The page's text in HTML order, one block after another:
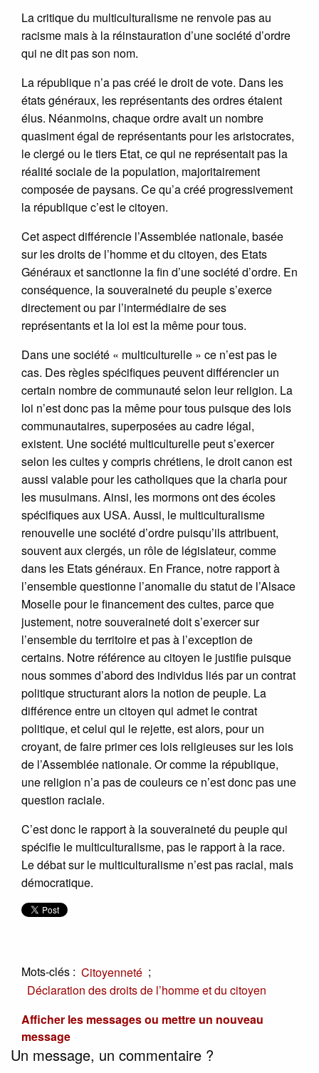
La critique du multiculturalisme ne renvoie pas au
racisme mais à la réinstauration d’une société d’ordre
qui ne dit pas son nom.
La république n’a pas créé le droit de vote. Dans les
états généraux, les représentants des ordres étaient
élus. Néanmoins, chaque ordre avait un nombre
quasiment égal de représentants pour les aristocrates,
le clergé ou le tiers Etat, ce qui ne représentait pas la
réalité sociale de la population, majoritairement
composée de paysans. Ce qu’a créé progressivement
la république c’est le citoyen.
Cet aspect différencie l’Assemblée nationale, basée
sur les droits de l’homme et du citoyen, des Etats
Généraux et sanctionne la fin d’une société d’ordre. En
conséquence, la souveraineté du peuple s’exerce
directement ou par l’intermédiaire de ses
représentants et la loi est la même pour tous.
Dans une société « multiculturelle » ce n’est pas le
cas. Des règles spécifiques peuvent différencier un
certain nombre de communauté selon leur religion. La
loi n’est donc pas la même pour tous puisque des lois
communautaires, superposées au cadre légal,
existent. Une société multiculturelle peut s’exercer
selon les cultes y compris chrétiens, le droit canon est
aussi valable pour les catholiques que la charia pour
les musulmans. Ainsi, les mormons ont des écoles
spécifiques aux USA. Aussi, le multiculturalisme
renouvelle une société d’ordre puisqu’ils attribuent,
souvent aux clergés, un rôle de législateur, comme
dans les Etats généraux. En France, notre rapport à
l’ensemble questionne l’anomalie du statut de l’Alsace
Moselle pour le financement des cultes, parce que
justement, notre souveraineté doit s’exercer sur
l’ensemble du territoire et pas à l’exception de
certains. Notre référence au citoyen le justifie puisque
nous sommes d’abord des individus liés par un contrat
politique structurant alors la notion de peuple. La
différence entre un citoyen qui admet le contrat
politique, et celui qui le rejette, est alors, pour un
croyant, de faire primer ces lois religieuses sur les lois
de l’Assemblée nationale. Or comme la république,
une religion n’a pas de couleurs ce n’est donc pas une
question raciale.
C’est donc le rapport à la souveraineté du peuple qui
spécifie le multiculturalisme, pas le rapport à la race.
Le débat sur le multiculturalisme n’est pas racial, mais
démocratique.
Mots-clés : Citoyenneté ;
Déclaration des droits de l’homme et du citoyen
Afficher les messages ou mettre un nouveau
message
Un message, un commentaire ?